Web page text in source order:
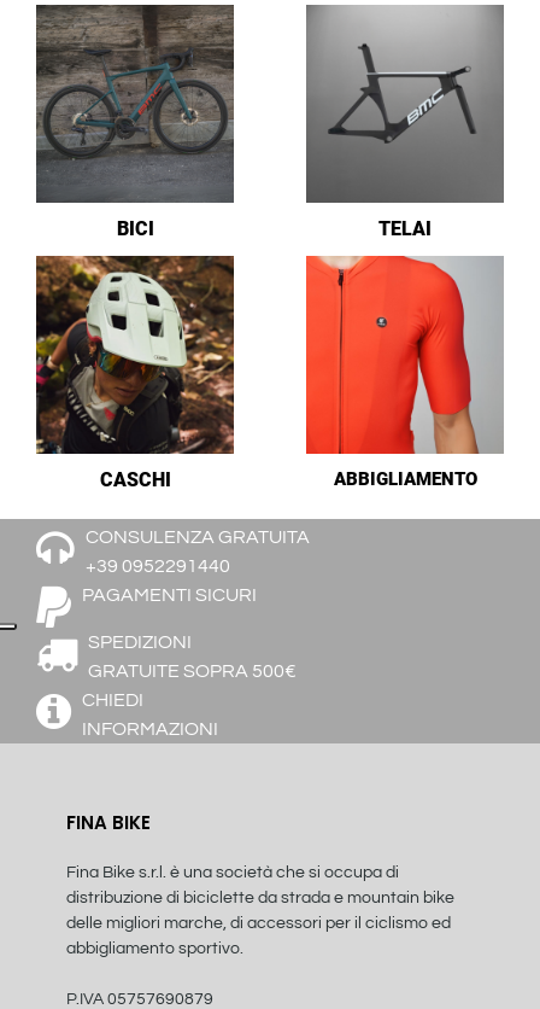
BICI TELAI
CASCHI ABBIGLIAMENTO
CONSULENZA GRATUITA
+39 0952291440
PAGAMENTI SICURI
SPEDIZIONI
GRATUITE SOPRA 500€
CHIEDI
INFORMAZIONI
FINA BIKE
Fina Bike s.r.l. è una società che si occupa di
distribuzione di biciclette da strada e mountain bike
delle migliori marche, di accessori per il ciclismo ed
abbigliamento sportivo.
P.IVA 05757690879